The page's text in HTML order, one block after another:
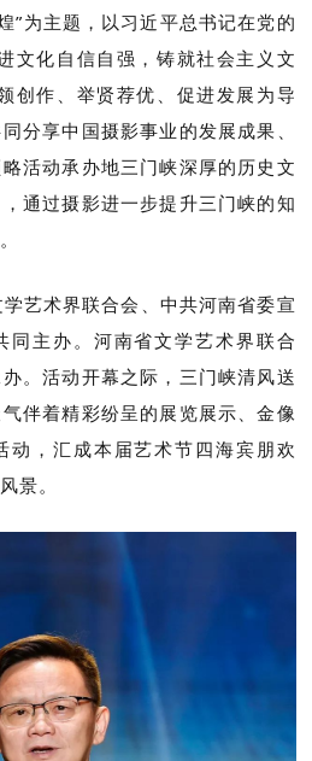
”为主题，以习近平总书记在党的
文化自信自强，铸就社会主义文
创作、举贤荐优、促进发展为导
分享中国摄影事业的发展成果、
活动承办地三门峡深厚的历史文
通过摄影进一步提升三门峡的知
艺术界联合会、中共河南省委宣
同主办。河南省文学艺术界联合
。活动开幕之际，三门峡清风送
伴着精彩纷呈的展览展示、金像
动，汇成本届艺术节四海宾朋欢
景。